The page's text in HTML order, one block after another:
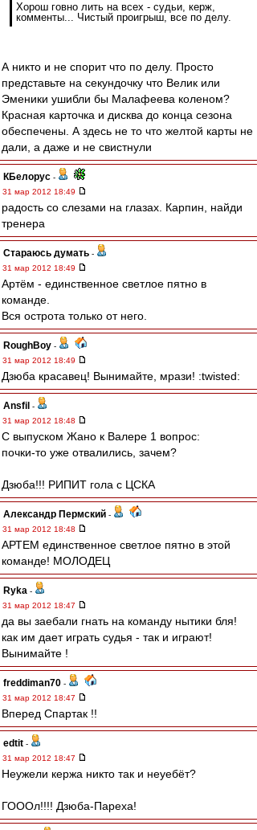
Хорош говно лить на всех - судьи, керж,
комменты... Чистый проигрыш, все по делу.
А никто и не спорит что по делу. Просто
представьте на секундочку что Велик или
Эменики ушибли бы Малафеева коленом?
Красная карточка и дисква до конца сезона
обеспечены. А здесь не то что желтой карты не
дали, а даже и не свистнули
КБелорус -
31 мар 2012 18:49
радость со слезами на глазах. Карпин, найди
тренера
Стараюсь думать -
31 мар 2012 18:49
Артём - единственное светлое пятно в
команде.
Вся острота только от него.
RoughBoy -
31 мар 2012 18:49
Дзюба красавец! Вынимайте, мрази! :twisted:
Ansfil -
31 мар 2012 18:48
С выпуском Жано к Валере 1 вопрос:
почки-то уже отвалились, зачем?
Дзюба!!! РИПИТ гола с ЦСКА
Александр Пермский -
31 мар 2012 18:48
АРТЕМ единственное светлое пятно в этой
команде! МОЛОДЕЦ
Ryka -
31 мар 2012 18:47
да вы заебали гнать на команду нытики бля!
как им дает играть судья - так и играют!
Вынимайте !
freddiman70 -
31 мар 2012 18:47
Вперед Спартак !!
edtit -
31 мар 2012 18:47
Неужели кержа никто так и неуебёт?
ГОООл!!!! Дзюба-Пареха!